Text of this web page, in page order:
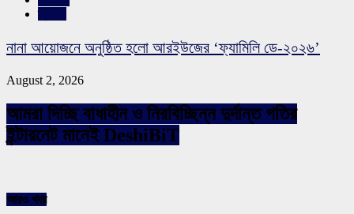
নানা আয়োজনে অনুষ্ঠিত হলো আরইউজের ‘ফ্যামিলি ডে-২০২৬’
August 2, 2026
আমরা দিচ্ছি বাধাহীন ও নিরবিচ্ছিন্ন দুর্দান্ত গতির
ইন্টারনেট মানেই DeshiBiT
আরও খবর